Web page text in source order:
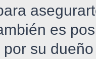
es
su